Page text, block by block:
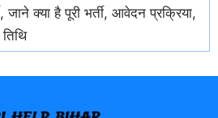
जाने क्या है पूरी भर्ती, आवेदन प्रक्रिया,